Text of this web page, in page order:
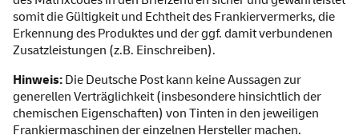
somit die Gültigkeit und Echtheit des Frankiervermerks, die
Erkennung des Produktes und der ggf. damit verbundenen
Zusatzleistungen (z.B. Einschreiben).
Hinweis: Die Deutsche Post kann keine Aussagen zur
generellen Verträglichkeit (insbesondere hinsichtlich der
chemischen Eigenschaften) von Tinten in den jeweiligen
Frankiermaschinen der einzelnen Hersteller machen.